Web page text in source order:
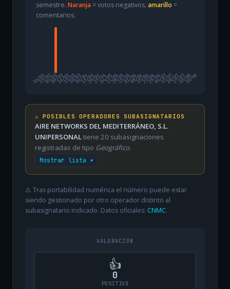
semestre. Naranja= votos negativos, amarillo =
comentarios.
16/02
23/0202/0309/0316/0323/0330/0306/0413/0420/0427/0404/0511/0518/0525/0501/0608/0615/0622/0629/0606/0713/0720/0727/0703/08
10/08
⚠️ POSIBLES OPERADORES SUBASIGNATARIOS
AIRE NETWORKS DEL MEDITERRÁNEO, S.L.
UNIPERSONALtiene 20 subasignaciones
registradas de tipo Geográfico.
Mostrar lista ▾
⚠️ Tras portabilidad numérica el número puede estar
siendo gestionado por otro operador distinto al
subasignatario indicado. Datos oficiales: CNMC.
VALORACIÓN
👍
0
POSITIVO